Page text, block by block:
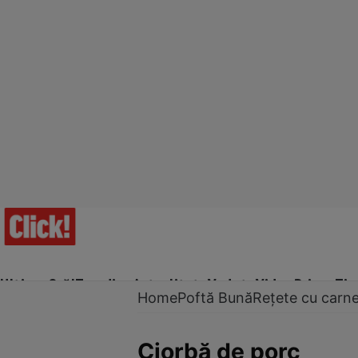
Ultima Oră!Trending Actualitate Vedete Video Prime Time
HomePoftă BunăRețete cu
Ciorbă de porc